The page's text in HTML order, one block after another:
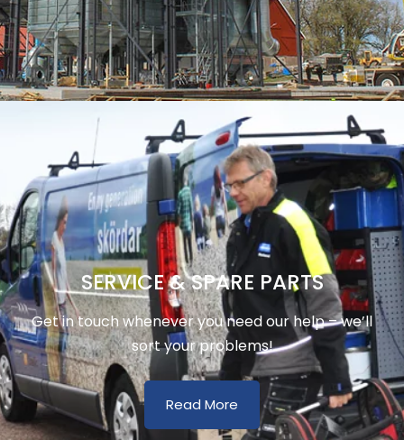
SERVICE & SPARE PARTS
Get in touch whenever you need our help – we’ll
sort your problems!
Read More